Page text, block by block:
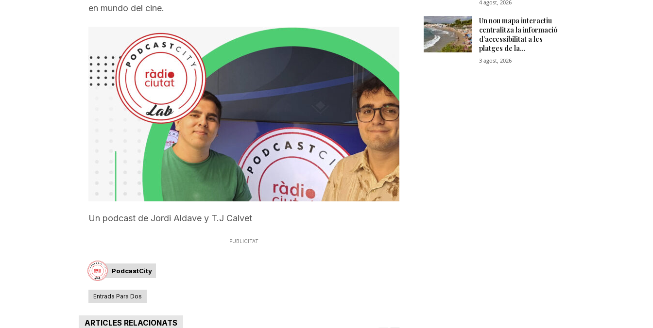
e
T
a
r
amunt/cap
avall
per
a
incrementar
o
disminuir
el
volum.
en mundo del cine.
Un podcast de Jordi Aldave y T.J Calvet
PUBLICITAT
PodcastCity
Entrada Para Dos
ARTICLES RELACIONATS